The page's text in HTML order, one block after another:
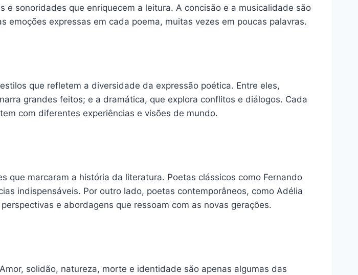
sonoridades que enriquecem a leitura. A concisão e a musicalidade são
expressas em cada poema, muitas vezes em poucas palavras.
que refletem a diversidade da expressão poética. Entre eles,
grandes feitos; e a dramática, que explora conflitos e diálogos. Cada
com diferentes experiências e visões de mundo.
que marcaram a história da literatura. Poetas clássicos como Fernando
indispensáveis. Por outro lado, poetas contemporâneos, como Adélia
e abordagens que ressoam com as novas gerações.
solidão, natureza, morte e identidade são apenas algumas das